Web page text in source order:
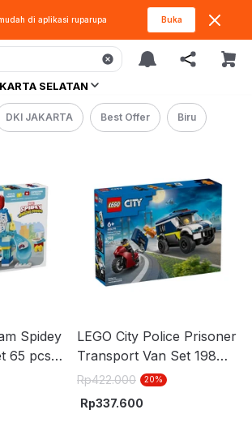
di aplikasi ruparupa Buka
SELATAN
DKI JAKARTA Best Offer Biru
Spidey
65 pcs
LEGO City Police Prisoner
Transport Van Set 198
pcs 60479 - Mix
Rp422.000 20%
Rp337.600